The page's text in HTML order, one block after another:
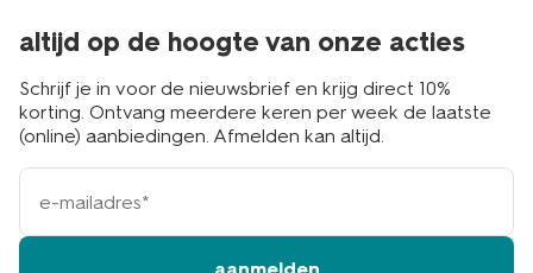
altijd op de hoogte van onze acties
Schrijf je in voor de nieuwsbrief en krijg direct 10%
korting. Ontvang meerdere keren per week de laatste
(online) aanbiedingen. Afmelden kan altijd.
e-
mailadres